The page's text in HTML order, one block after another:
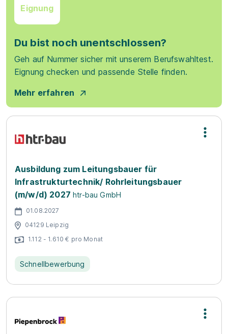
Eignung
Du bist noch unentschlossen?
Geh auf Nummer sicher mit unserem Berufswahltest.
Eignung checken und passende Stelle finden.
Mehr erfahren
Ausbildung zum Leitungsbauer für
Infrastrukturtechnik/ Rohrleitungsbauer
(m/w/d) 2027 htr-bau GmbH
01.08.2027
04129 Leipzig
1.112 - 1.610 € pro Monat
Schnellbewerbung